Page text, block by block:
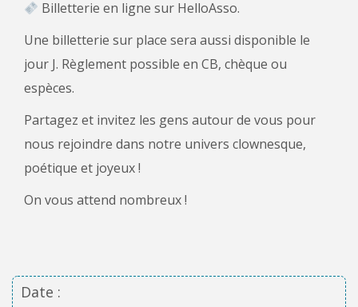
Billetterie en ligne sur HelloAsso.
Une billetterie sur place sera aussi disponible le
jour J. Règlement possible en CB, chèque ou
espèces.
Partagez et invitez les gens autour de vous pour
nous rejoindre dans notre univers clownesque,
poétique et joyeux !
On vous attend nombreux !
Date :